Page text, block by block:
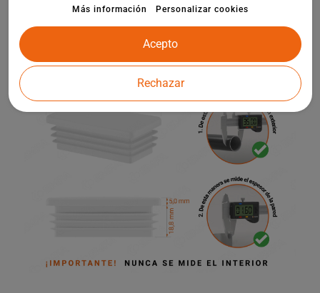
infantiles y otros elementos de la arquitectura de jardines.
Más información Personalizar cookies
Rechazar
Acepto